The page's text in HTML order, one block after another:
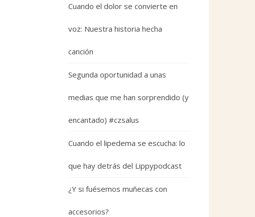
Cuando el dolor se convierte en
voz: Nuestra historia hecha
canción
Segunda oportunidad a unas
medias que me han sorprendido (y
encantado) #czsalus
Cuando el lipedema se escucha: lo
que hay detrás del Lippypodcast
¿Y si fuésemos muñecas con
accesorios?